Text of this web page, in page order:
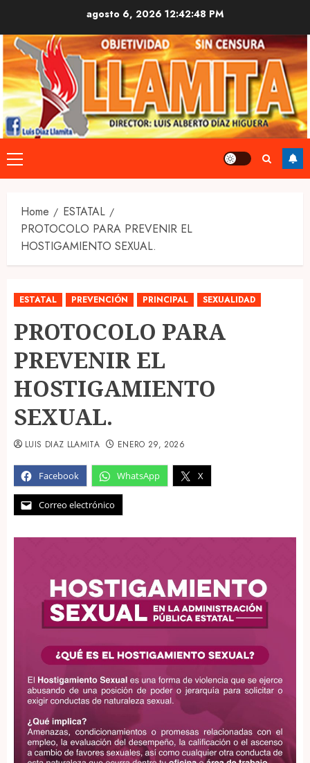
content
agosto 6, 2026 12:42:49 PM
Primary
Menu
Home
ESTATAL
PROTOCOLO PARA PREVENIR EL
HOSTIGAMIENTO SEXUAL.
ESTATAL PREVENCIÓN PRINCIPAL SEXUALIDAD
PROTOCOLO PARA
PREVENIR EL
HOSTIGAMIENTO
SEXUAL.
Facebook WhatsApp X
Correo electrónico
LUIS DIAZ LLAMITA ENERO 29, 2026